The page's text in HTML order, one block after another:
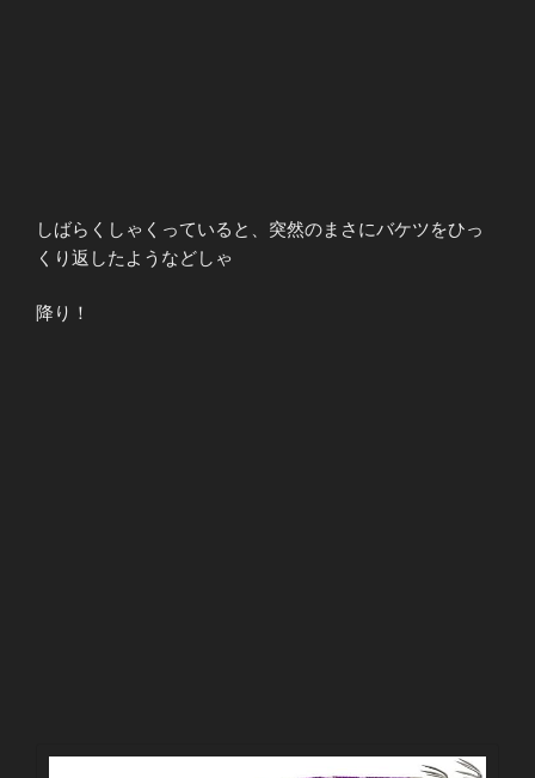
しばらくしゃくっていると、突然のまさにバケツをひっ
くり返したようなどしゃ
降り！